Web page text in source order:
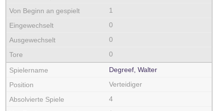
1
0
0
0
Degreef, Walter
Verteidiger
4